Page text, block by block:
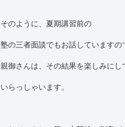
そのように、夏期講習前の
塾の三者面談でもお話していますの
親御さんは、その結果を楽しみにし
いらっしゃいます。